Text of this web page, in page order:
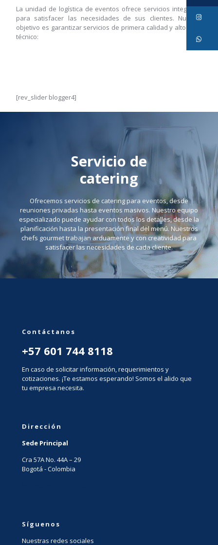
La unidad de logística de eventos ofrece servicios integrales
para satisfacer las necesidades de sus clientes. Nuestro
objetivo es garantizar servicios de primera calidad y alto nivel
técnico:
[rev_slider blogger4]
Servicio de
catering
Ofrecemos servicios de catering para eventos, desde
reuniones privadas hasta eventos masivos. Nuestro equipo
especializado puede ayudar con todos los detalles, desde la
planificación hasta la presentación final del menú. Nuestros
chefs gourmet trabajan arduamente y con creatividad para
satisfacer las necesidades de cada cliente.
Contáctanos
+57 601 744 8118
En caso de solicitar información, requerimientos y
cotizaciones. ¡Te estamos esperando! Somos el alido que
tu empresa necesita.
Dirección
Sede Principal
Cra 57A No. 44A – 29
Bogotá - Colombia
Síguenos
Nuestras redes sociales